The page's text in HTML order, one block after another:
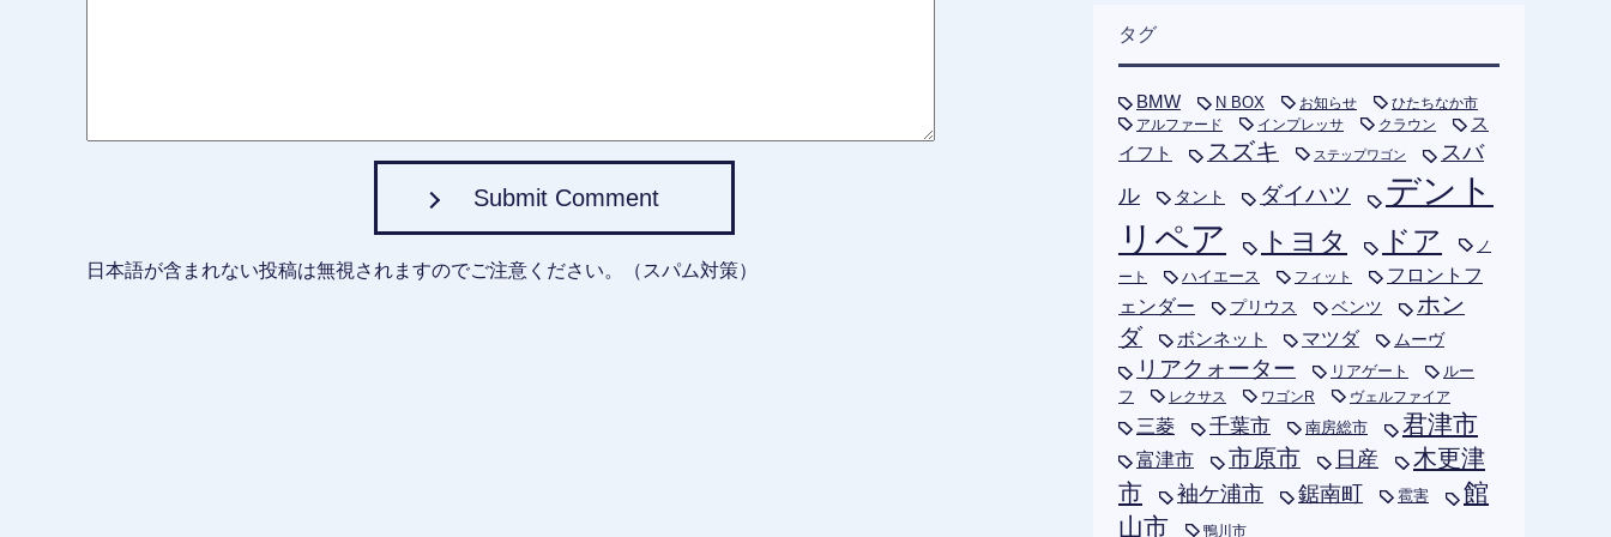
Submit Comment
日本語が含まれない投稿は無視されますのでご注意ください。（スパム対策）
タグ
BMW N BOX お知らせ
ひたちなか市
アルファード
インプレッサ クラウン
ス
イフト
スズキ ステップワゴン
スバ
ル
タント ダイハツ
デント
リペア
トヨタ ドア ノ
ート ハイエース フィット
フロントフ
ェンダー
プリウス ベンツ
ホン
ダ
ボンネット マツダ ムーヴ
リアクォーター リアゲート
ルー
フ
レクサス ワゴンR ヴェルファイア
三菱 千葉市 南房総市 君津市
富津市 市原市 日産
木更津
市
袖ケ浦市 鋸南町 雹害
館
山市
鴨川市